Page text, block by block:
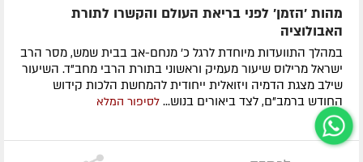
מהות 'הזמן' לפני בריאת העולם והקשרו לתורת
האבולוציה
במהלך התוועדות מיוחדת לרגל כ' מנחם-אב בבית שמש, מסר הרב
ישראל מרילוס שיעור מעמיק וראשוני בתורת הרבי מחב"ד. השיעור
שילב מצגת הדמיה ויזואלית ייחודית להמחשת הלכות קידוש
החודש ברמב"ם, לצד ביאורים בנוש... לסיפור המלא